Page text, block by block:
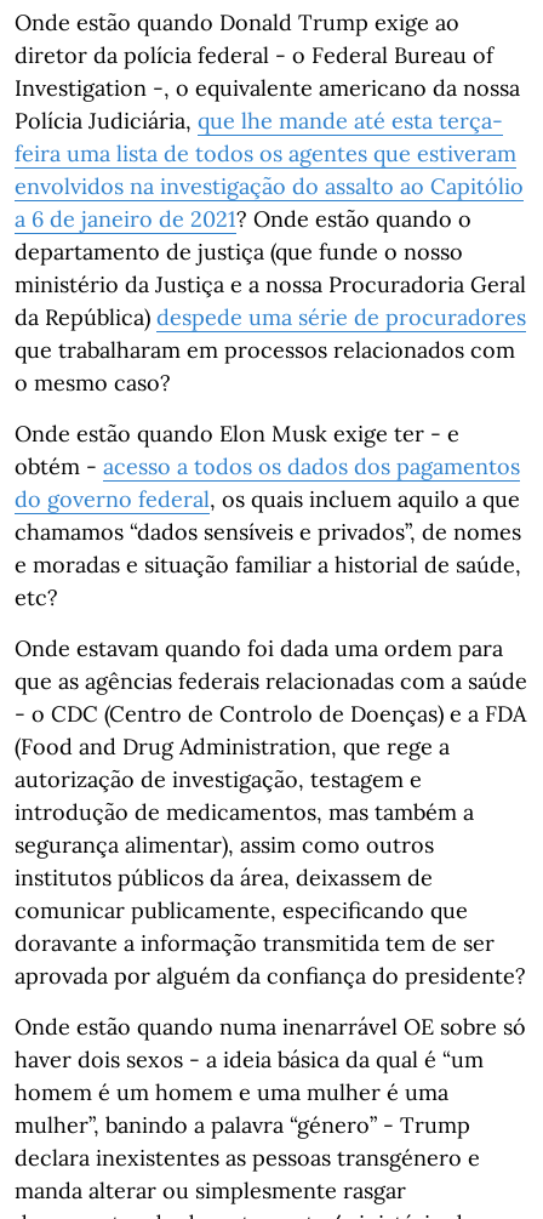
Onde estão quando Donald Trump exige ao
diretor da polícia federal - o Federal Bureau of
Investigation -, o equivalente americano da nossa
Polícia Judiciária, que lhe mande até esta terça-
feira uma lista de todos os agentes que estiveram
envolvidos na investigação do assalto ao Capitólio
a 6 de janeiro de 2021? Onde estão quando o
departamento de justiça (que funde o nosso
ministério da Justiça e a nossa Procuradoria Geral
da República) despede uma série de procuradores
que trabalharam em processos relacionados com
o mesmo caso?
Onde estão quando Elon Musk exige ter - e
obtém - acesso a todos os dados dos pagamentos
do governo federal, os quais incluem aquilo a que
chamamos “dados sensíveis e privados”, de nomes
e moradas e situação familiar a historial de saúde,
etc?
Onde estavam quando foi dada uma ordem para
que as agências federais relacionadas com a saúde
- o CDC (Centro de Controlo de Doenças) e a FDA
(Food and Drug Administration, que rege a
autorização de investigação, testagem e
introdução de medicamentos, mas também a
segurança alimentar), assim como outros
institutos públicos da área, deixassem de
comunicar publicamente, especificando que
doravante a informação transmitida tem de ser
aprovada por alguém da confiança do presidente?
Onde estão quando numa inenarrável OE sobre só
haver dois sexos - a ideia básica da qual é “um
homem é um homem e uma mulher é uma
mulher”, banindo a palavra “género” - Trump
declara inexistentes as pessoas transgénero e
manda alterar ou simplesmente rasgar